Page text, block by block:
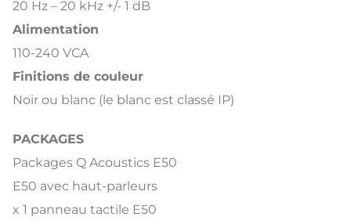
20 Hz – 20 kHz +/- 1 dB
Alimentation
110-240 VCA
Finitions de couleur
Noir ou blanc (le blanc est classé IP)
PACKAGES
Packages Q Acoustics E50
E50 avec haut-parleurs
x 1 panneau tactile E50